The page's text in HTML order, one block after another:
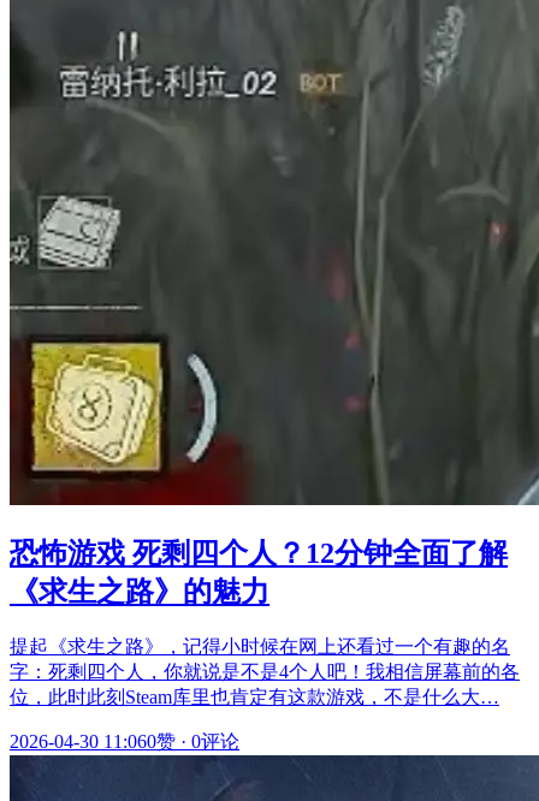
恐怖游戏 死剩四个人？12分钟全面了解
《求生之路》的魅力
提起《求生之路》，记得小时候在网上还看过一个有趣的名
字：死剩四个人，你就说是不是4个人吧！我相信屏幕前的各
位，此时此刻Steam库里也肯定有这款游戏，不是什么大…
2026-04-30 11:060赞 · 0评论